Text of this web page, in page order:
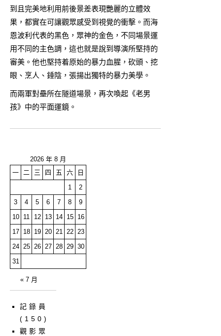
到且完美地利用前後景差表現艷麗的立體效
果，都實在可讓觀眾感受到視覺的衝擊。而海
恩波利代表的黑色，眾神的金色，不同場景運
用不同的主色調，這也就是說到導演所堅持的
審美。他也堅持着原始的暴力血腥，砍頭、挖
眼、烹人、錘陰，張揚出獨特的暴力美學。
而兩軍對壘所在隧道場景，再次喚起《老男
孩》中的平面運鏡。
2026 年 8 月
一
二 三 四 五 六
日
1
2
3
4 5 6 7 8
9
10
11 12 13 14 15
16
17
18 19 20 21 22
23
24
25 26 27 28 29 30
31
« 7 月
記錄員
(150)
觀影眾